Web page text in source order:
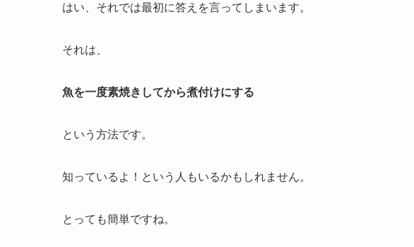
はい、それでは最初に答えを言ってしまいます。
それは、
魚を一度素焼きしてから煮付けにする
という方法です。
知っているよ！という人もいるかもしれません。
とっても簡単ですね。